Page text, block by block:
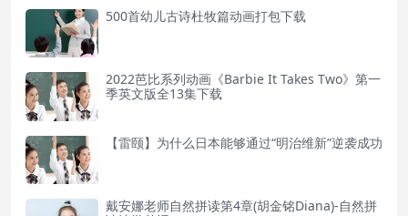
500首幼儿古诗杜牧篇动画打包下载
2022芭比系列动画《Barbie It Takes Two》第一
季英文版全13集下载
【雷颐】为什么日本能够通过“明治维新”逆袭成功
戴安娜老师自然拼读第4章(胡金铭Diana)-自然拼